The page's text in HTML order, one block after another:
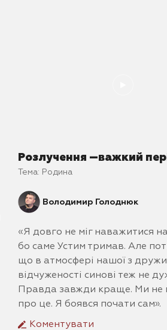
Розлучення —важкий
Тема: Родина
Володимир Голоднюк
«Я довго не міг наважитися
бо саме Устим тримав. Але
що в атмосфері нашої з
відчуженості синові теж не
Правда завжди краще. Ми не
про це. Я боявся почати сам».
Коментувати